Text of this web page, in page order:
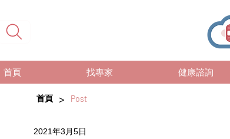
首頁 找專家 健康諮詢
首頁 > Post
2021年3月5日